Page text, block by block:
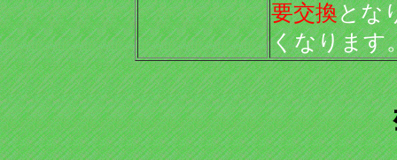
要交換とな
くなります